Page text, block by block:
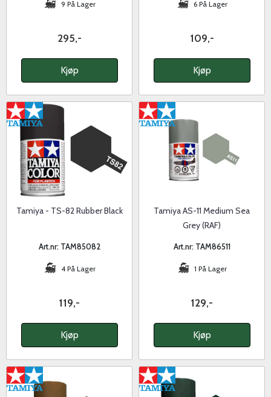
9 På Lager
295,-
Kjøp
6 På Lager
109,-
Kjøp
Tamiya - TS-82 Rubber Black
Art.nr: TAM85082
4 På Lager
119,-
Kjøp
Tamiya AS-11 Medium Sea
Grey (RAF)
Art.nr: TAM86511
1 På Lager
129,-
Kjøp